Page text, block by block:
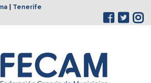
Tenerife